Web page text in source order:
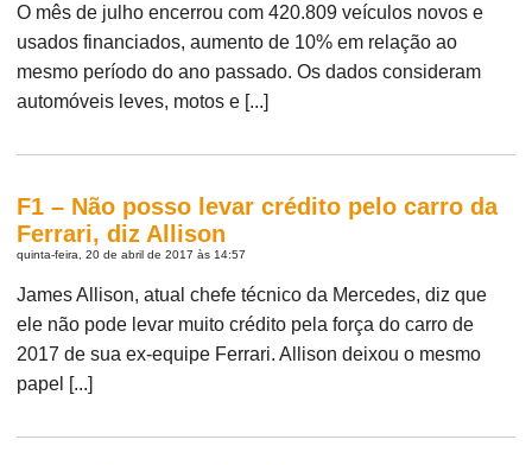
O mês de julho encerrou com 420.809 veículos novos e
usados financiados, aumento de 10% em relação ao
mesmo período do ano passado. Os dados consideram
automóveis leves, motos e [...]
F1 – Não posso levar crédito pelo carro da
Ferrari, diz Allison
quinta-feira, 20 de abril de 2017 às 14:57
James Allison, atual chefe técnico da Mercedes, diz que
ele não pode levar muito crédito pela força do carro de
2017 de sua ex-equipe Ferrari. Allison deixou o mesmo
papel [...]